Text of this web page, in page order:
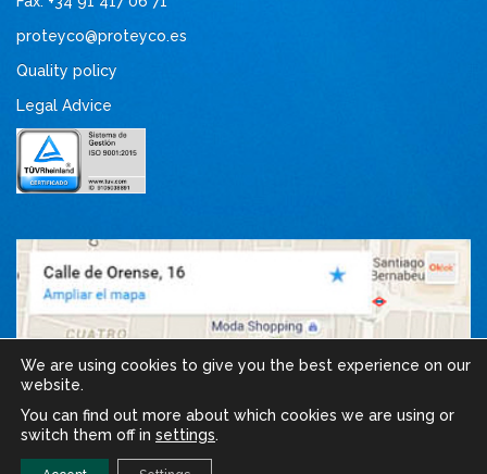
proteyco@proteyco.es
Quality policy
Legal Advice
We are using cookies to give you the best experience on our
website.
You can find out more about which cookies we are using or
switch them off in settings.